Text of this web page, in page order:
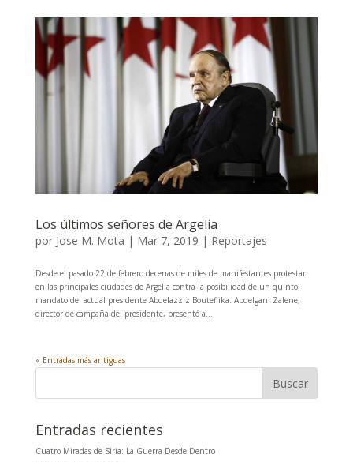
Los últimos señores de Argelia
por Jose M. Mota | Mar 7, 2019 | Reportajes
Desde el pasado 22 de febrero decenas de miles de manifestantes protestan
en las principales ciudades de Argelia contra la posibilidad de un quinto
mandato del actual presidente Abdelazziz Bouteflika. Abdelgani Zalene,
director de campaña del presidente, presentó a...
« Entradas más antiguas
Entradas recientes
Cuatro Miradas de Siria: La Guerra Desde Dentro